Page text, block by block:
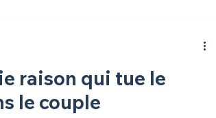
explique My Fiancé.e
raison qui tue le
le couple